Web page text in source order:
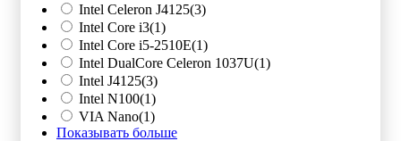
Intel Celeron J4125(3)
Intel Core i3(1)
Intel Core i5-2510E(1)
Intel DualCore Celeron 1037U(1)
Intel J4125(3)
Intel N100(1)
VIA Nano(1)
Показывать больше